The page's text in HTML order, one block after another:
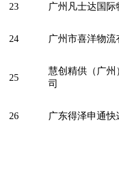
23 广州凡士达国际
24 广州市喜洋物流
25
慧创精供（广
司
26 广东得泽申通快